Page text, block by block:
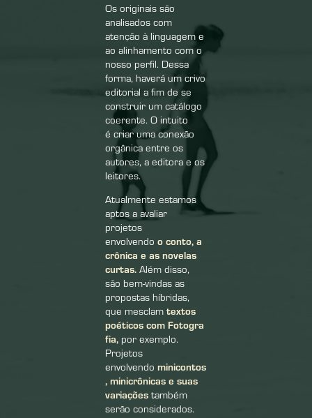
Os originais são
analisados com
atenção à linguagem e
ao alinhamento com o
nosso perfil. Dessa
forma, haverá um crivo
editorial a fim de se
construir um catálogo
coerente. O intuito
é criar uma conexão
orgânica entre os
autores, a editora e os
leitores.
Atualmente estamos
aptos a avaliar
projetos
envolvendoo conto, a
crônica e as novelas
curtas.Além disso,
são bem-vindas as
propostas híbridas,
que mesclamtextos
poéticos com Fotogra
fia, por exemplo.
Projetos
envolvendominicontos
,minicrônicas esuas
variações também
serão considerados.